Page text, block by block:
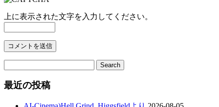
上に表示された文字を入力してください。
最近の投稿